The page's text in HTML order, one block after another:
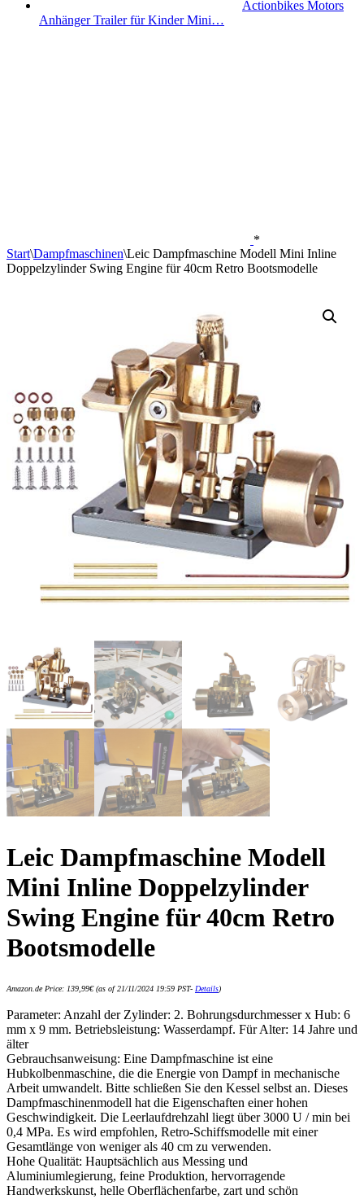
Actionbikes Motors
Anhänger Trailer für Kinder Mini…
*
Start\Dampfmaschinen\Leic Dampfmaschine Modell Mini Inline
Doppelzylinder Swing Engine für 40cm Retro Bootsmodelle
Leic Dampfmaschine Modell
Mini Inline Doppelzylinder
Swing Engine für 40cm Retro
Bootsmodelle
Amazon.de Price: 139,99€(as of 21/11/2024 19:59 PST- Details)
Parameter: Anzahl der Zylinder: 2. Bohrungsdurchmesser x Hub: 6
mm x 9 mm. Betriebsleistung: Wasserdampf. Für Alter: 14 Jahre und
älter
Gebrauchsanweisung: Eine Dampfmaschine ist eine
Hubkolbenmaschine, die die Energie von Dampf in mechanische
Arbeit umwandelt. Bitte schließen Sie den Kessel selbst an. Dieses
Dampfmaschinenmodell hat die Eigenschaften einer hohen
Geschwindigkeit. Die Leerlaufdrehzahl liegt über 3000 U / min bei
0,4 MPa. Es wird empfohlen, Retro-Schiffsmodelle mit einer
Gesamtlänge von weniger als 40 cm zu verwenden.
Hohe Qualität: Hauptsächlich aus Messing und
Aluminiumlegierung, feine Produktion, hervorragende
Handwerkskunst, helle Oberflächenfarbe, zart und schön